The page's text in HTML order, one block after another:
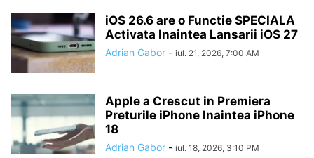
iOS 26.6 are o Functie SPECIALA
Activata Inaintea Lansarii iOS 27
Adrian Gabor - iul. 21, 2026, 7:00 AM
Apple a Crescut in Premiera
Preturile iPhone Inaintea iPhone
18
Adrian Gabor - iul. 18, 2026, 3:10 PM